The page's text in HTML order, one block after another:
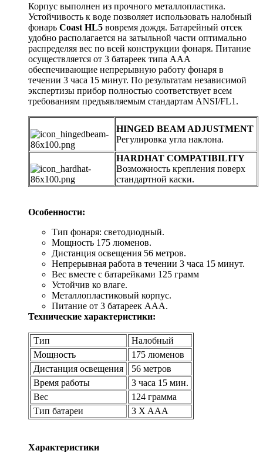
Корпус выполнен из прочного металлопластика.
Устойчивость к воде позволяет использовать налобный
фонарь Coast HL5 вовремя дождя. Батарейный отсек
удобно располагается на затыльной части оптимально
распределяя вес по всей конструкции фонаря. Питание
осуществляется от 3 батареек типа ААА
обеспечивающие непрерывную работу фонаря в
течении 3 часа 15 минут. По результатам независимой
экспертизы прибор полностью соответствует всем
требованиям предъявляемым стандартам ANSI/FL1.
HINGED BEAM ADJUSTMENT
Регулировка угла наклона.
HARDHAT COMPATIBILITY
Возможность крепления поверх
стандартной каски.
Особенности:
Тип фонаря: светодиодный.
Мощность 175 люменов.
Дистанция освещения 56 метров.
Непрерывная работа в течении 3 часа 15 минут.
Вес вместе с батарейками 125 грамм
Устойчив ко влаге.
Металлопластиковый корпус.
Питание от 3 батареек ААА.
Технические характеристики:
Тип
Налобный
Мощность
175 люменов
Дистанция освещения
56 метров
Время работы
3 часа 15 мин.
Вес
124 грамма
Тип батареи
3 X AAA
Характеристики